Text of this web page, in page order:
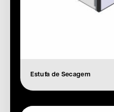
Estufa de Secagem